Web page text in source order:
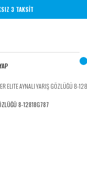
3 TAKSİT
ELITE AYNALI YARIŞ GÖZLÜĞÜ 8-